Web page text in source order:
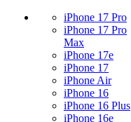
iPhone 17 Pro
iPhone 17 Pro
Max
iPhone 17e
iPhone 17
iPhone Air
iPhone 16
iPhone 16 Plus
iPhone 16e